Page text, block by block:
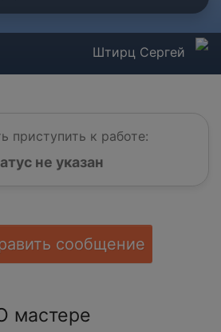
Штирц Сергей
приступить к работе:
не указан
сообщение
мастере